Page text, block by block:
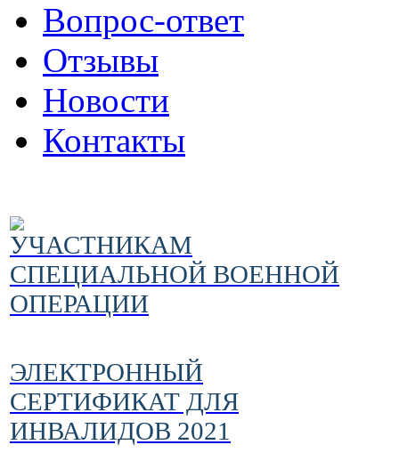
Вопрос-ответ
Отзывы
Новости
Контакты
УЧАСТНИКАМ
СПЕЦИАЛЬНОЙ ВОЕННОЙ
ОПЕРАЦИИ
ЭЛЕКТРОННЫЙ
СЕРТИФИКАТ ДЛЯ
ИНВАЛИДОВ 2021